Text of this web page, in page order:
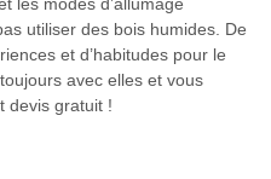
utiliser des bois humides. De
et d’habitudes pour le
avec elles et vous
devis gratuit !